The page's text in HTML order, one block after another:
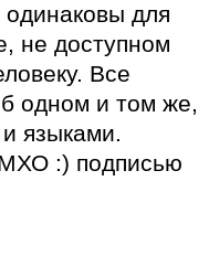
для
не доступном
Все
одном и том же,
языками.
:) подписью